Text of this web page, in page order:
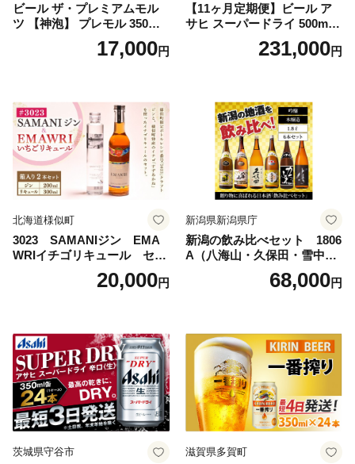
ビール ザ・プレミアムモル
ツ 【神泡】 プレモル 350ml
× 24本 サントリー〈天然水の
ビール工場〉群馬※沖縄・離
17,000円
【11ヶ月定期便】ビール ア
サヒ スーパードライ 500ml 2
4本 1ケース×11ヶ月 | アサヒ
ビール 究極の辛口 酒 お酒 ア
uper dry 11回 缶ビール 缶 ギ
フト 内祝い 茨城県守谷市 送
料無料
231,000円
北海道様似町
3023 SAMANIジン EMA
WRIイチゴリキュール セッ
ト（箱入り）【大人の味 酒
お酒 洋酒 スピリッツ クラフ
セット 詰め合わせ カクテル
ソーダ割り アルコール ロッ
ク ソーダ ジントニック 】
20,000円
新潟県新潟県庁
新潟の飲み比べセット 1806
A（八海山・久保田・雪中
梅・越乃寒梅・かたふね・千
68,000円
茨城県守谷市 滋賀県多賀町